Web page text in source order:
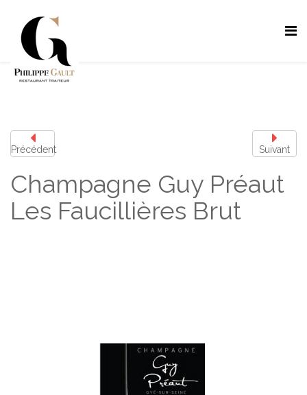
Précédent Suivant
Champagne Guy Préaut
Les Faucillières Brut